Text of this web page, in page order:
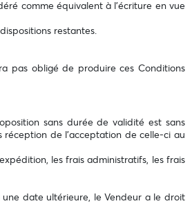
comme équivalent à l'écriture en vue
restantes.
pas obligé de produire ces Conditions
sans durée de validité est sans
réception de l'acceptation de celle-ci au
les frais administratifs, les frais
date ultérieure, le Vendeur a le droit